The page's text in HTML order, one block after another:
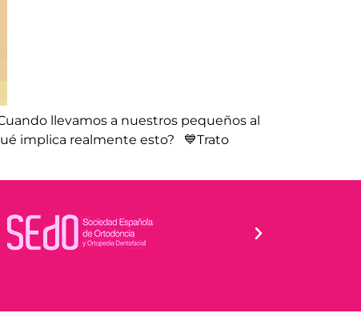
llevamos a nuestros pequeños al
implica realmente esto? 💙Trato